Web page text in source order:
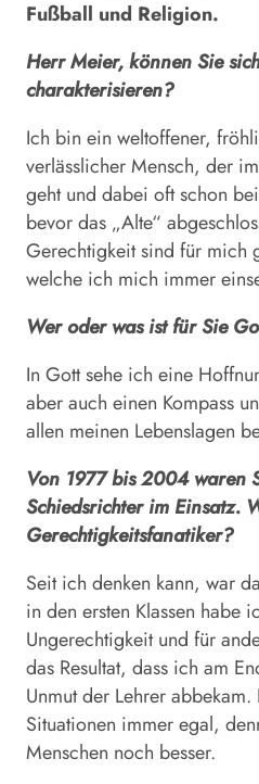
Fußball und Religion.
Herr Meier, können Sie
charakterisieren?
Ich bin ein weltoffener,
verlässlicher Mensch, der
geht und dabei oft schon
bevor das „Alte“
Gerechtigkeit sind für mich
welche ich mich immer
Wer oder was ist für Sie
In Gott sehe ich eine
aber auch einen Kompass
allen meinen Lebenslagen
Von 1977 bis 2004 waren
Schiedsrichter im Einsatz.
Gerechtigkeitsfanatiker?
Seit ich denken kann, war
in den ersten Klassen habe
Ungerechtigkeit und für
das Resultat, dass ich am
Unmut der Lehrer
Situationen immer egal,
Menschen noch besser.